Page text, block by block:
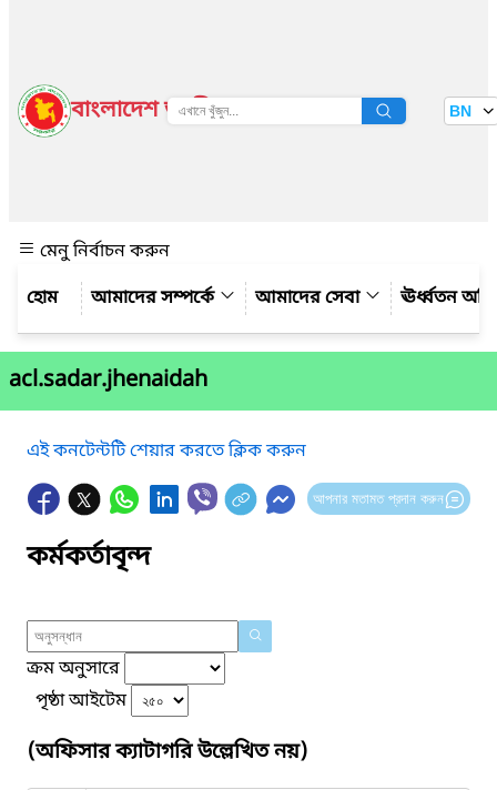
বাংলাদেশ জাতীয় তথ্য বাতায়ন BN
মেনু নির্বাচন করুন
আমাদের সম্পর্কে
আমাদের সেবা ঊর্ধ্বতন
acl.sadar.jhenaidah
এই কনটেন্টটি শেয়ার করতে ক্লিক করুন
আপনার মতামত প্রদান করুন
কর্মকর্তাবৃন্দ
ক্রম অনুসারে
পৃষ্ঠা আইটেম
(অফিসার ক্যাটাগরি উল্লেখিত নয়)